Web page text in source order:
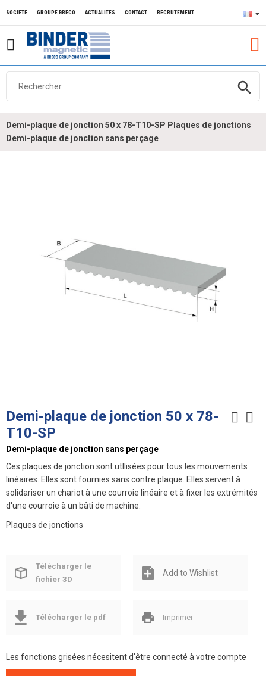
search
SOCIÉTÉ GROUPE BRECO ACTUALITÉS CONTACT RECRUTEMENT
Demi-plaque de jonction 50 x 78-T10-SP Plaques de jonctions
Demi-plaque de jonction sans perçage
Demi-plaque de jonction 50 x 78-
T10-SP
Demi-plaque de jonction sans perçage
Ces plaques de jonction sont utIlisées pour tous les mouvements
linéaires. Elles sont fournies sans contre plaque. Elles servent à
solidariser un chariot à une courroie linéaire et à fixer les extrémités
d'une courroie à un bâti de machine.
Plaques de jonctions
Télécharger le
fichier 3D
Add to Wishlist
Télécharger le pdf Imprimer
Les fonctions grisées nécesitent d'être connecté à votre compte